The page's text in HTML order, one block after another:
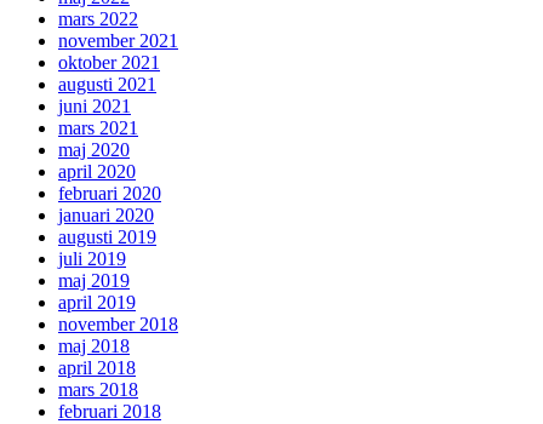
mars 2022
november 2021
oktober 2021
augusti 2021
juni 2021
mars 2021
maj 2020
april 2020
februari 2020
januari 2020
augusti 2019
juli 2019
maj 2019
april 2019
november 2018
maj 2018
april 2018
mars 2018
februari 2018